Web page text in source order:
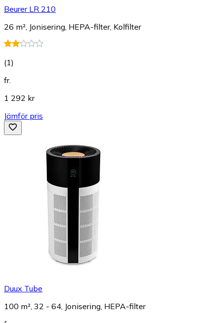
Beurer LR 210
26 m², Jonisering, HEPA-filter, Kolfilter
(1)
fr.
1 292 kr
Jämför pris
Duux Tube
100 m², 32 - 64, Jonisering, HEPA-filter